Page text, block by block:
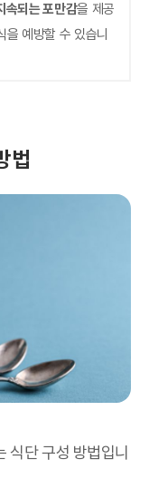
속되는 포만감을 제공
을 예방할 수 있습니
법
식단 구성 방법입니